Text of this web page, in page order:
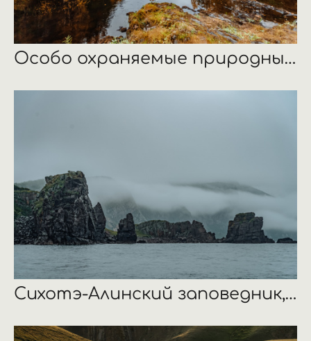
Особо охраняемые природные территории Республики Карелии
Сихотэ-Алинский заповедник, Приморский край